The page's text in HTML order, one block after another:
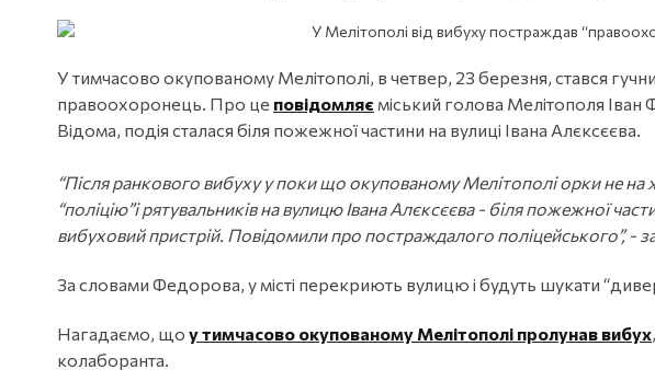
У тимчасово окупованому Мелітополі, в четвер, 23 березня, стався
правоохоронець. Про це повідомляє міський голова Мелітополя
Відома, подія сталася біля пожежної частини на вулиці Івана Алєксєєва.
“Після ранкового вибуху у поки що окупованому Мелітополі орки не
“поліцію”і рятувальників на вулицю Івана Алєксєєва - біля пожежної
вибуховий пристрій. Повідомили про постраждалого поліцейського”, -
За словами Федорова, у місті перекриють вулицю і будуть шукати
Нагадаємо, що у тимчасово окупованому Мелітополі пролунав вибух
колаборанта.